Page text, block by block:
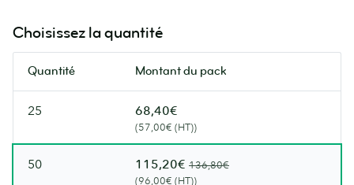
Choisissez la quantité
Quantité Montant du pack
25 68,40€
(57,00€ (HT))
50 115,20€ 136,80€
(96,00€ (HT))